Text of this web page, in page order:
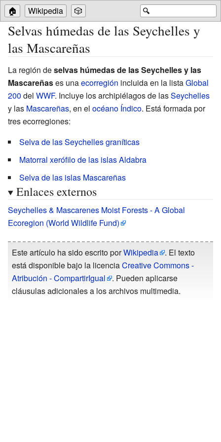
🔍
🏠 Wikipedia 🎲
Selvas húmedas de las Seychelles y
las Mascareñas
La región deselvas húmedas de las Seychelles y las
Mascareñases unaecorregión incluida en la listaGlobal
200 del WWF. Incluye los archipiélagos de lasSeychelles
y las Mascareñas, en el océano Índico. Está formada por
tres ecorregiones:
Selva de las Seychelles graníticas
Matorral xerófilo de las islas Aldabra
Selva de las islas Mascareñas
Enlaces externos
Seychelles & Mascarenes Moist Forests - A Global
Ecoregion (World Wildlife Fund)
Este artículo ha sido escrito porWikipedia
. El texto
está disponible bajo la licenciaCreative Commons -
Atribución - CompartirIgual
. Pueden aplicarse
cláusulas adicionales a los archivos multimedia.